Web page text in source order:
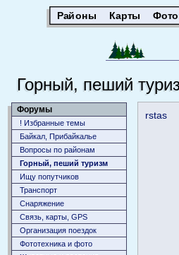
Районы Карты
Горный, пеший
Форумы
! Избранные темы
Байкал, Прибайкалье
Вопросы по районам
Горный, пеший туризм
Ищу попутчиков
Транспорт
Снаряжение
Связь, карты, GPS
Организация поездок
Фототехника и фото
rstas